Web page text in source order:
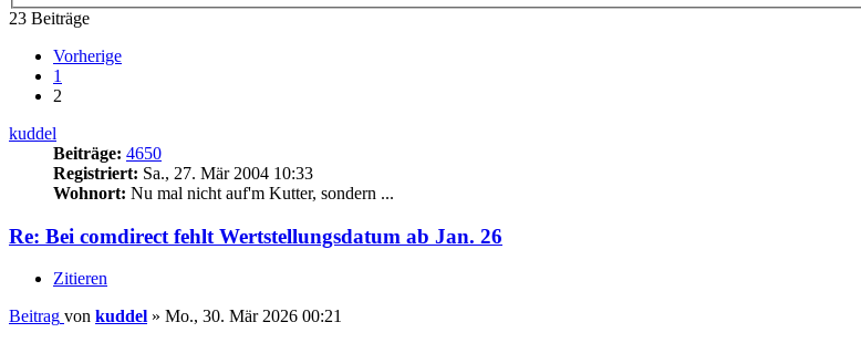
23 Beiträge
Vorherige
1
2
kuddel
Beiträge: 4650
Registriert: Sa., 27. Mär 2004 10:33
Wohnort: Nu mal nicht auf'm Kutter, sondern ...
Re: Bei comdirect fehlt Wertstellungsdatum ab Jan. 26
Zitieren
Beitrag von kuddel » Mo., 30. Mär 2026 00:21